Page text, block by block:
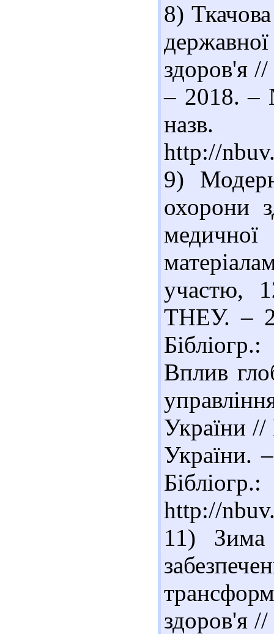
8)
здоров'я //
– 2018. –
http://
9)
охорони
участю,
ТНЕУ. –
Вплив
України
України.
http://
11) Зима
здоров'я //